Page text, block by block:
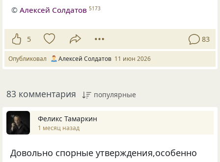
©Алексей Солдатов 5173
5 83
Опубликовал Алексей Солдатов 11 июн 2026
83 комментария популярные
Феликс Тамаркин
1 месяц назад
Довольно спорные утверждения,особенно